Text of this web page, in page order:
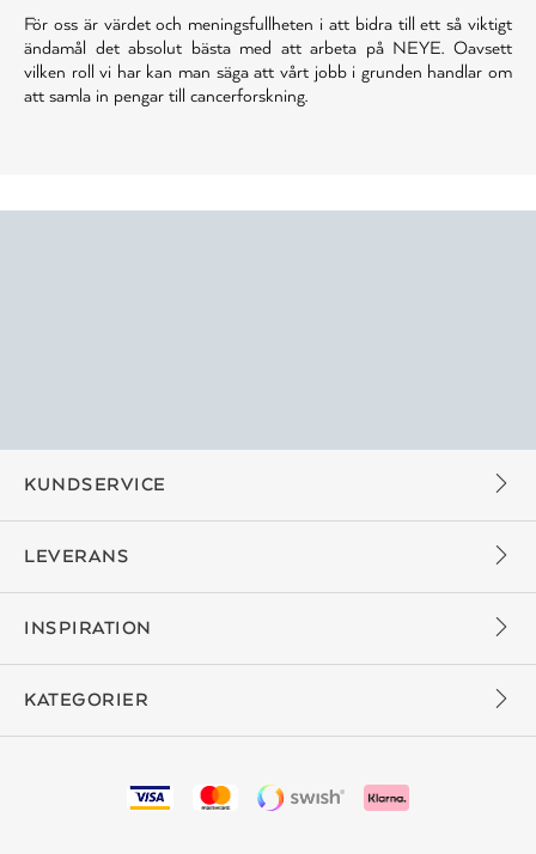
För oss är värdet och meningsfullheten i att bidra till ett så viktigt
ändamål det absolut bästa med att arbeta på NEYE. Oavsett
vilken roll vi har kan man säga att vårt jobb i grunden handlar om
att samla in pengar till cancerforskning.
KUNDSERVICE
LEVERANS
INSPIRATION
KATEGORIER